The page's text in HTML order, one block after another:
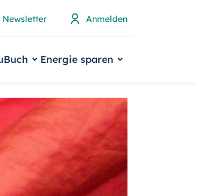
Newsletter Anmelden
Energie sparen